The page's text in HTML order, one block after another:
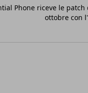
Phone riceve le
ottobre con